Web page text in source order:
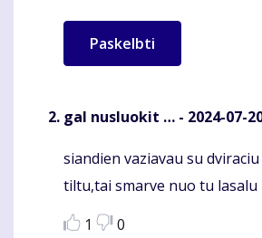
gal nusluokit … - 2024-07-
Komentaras
siandien vaziavau su
tiltu,tai smarve nuo tu lasalu
1
0